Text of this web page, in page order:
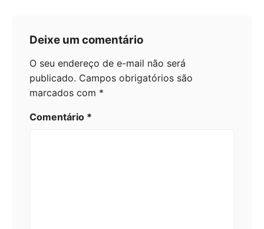
Deixe um comentário
O seu endereço de e-mail não será
publicado. Campos obrigatórios são
marcados com *
Comentário *